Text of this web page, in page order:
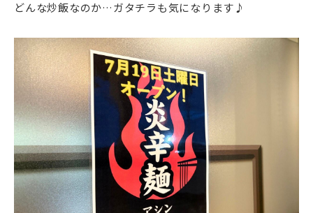
どんな炒飯なのか…ガタチラも気になります♪